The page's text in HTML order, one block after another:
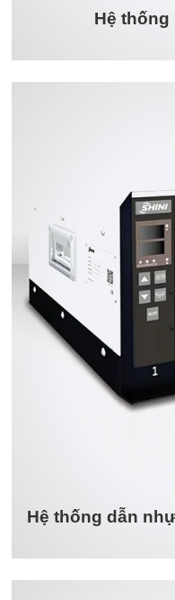
Hệ thống
Hệ thống dẫn